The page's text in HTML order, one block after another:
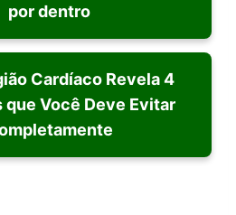
por dentro
Cardíaco Revela 4
que Você Deve Evitar